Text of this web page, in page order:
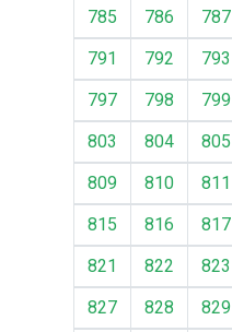
785
786 787
791
792 793
797
798 799
803
804 805
809
810 811
815
816 817
821
822 823
827
828 829